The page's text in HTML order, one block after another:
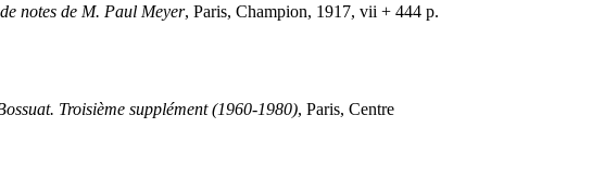
notes de M. Paul Meyer, Paris, Champion, 1917, vii + 444 p.
Troisième supplément (1960-1980), Paris, Centre